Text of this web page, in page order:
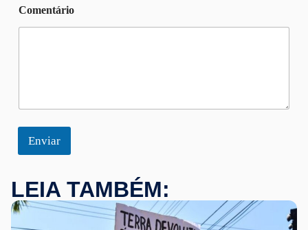
m
Comentário
Enviar
LEIA TAMBÉM: